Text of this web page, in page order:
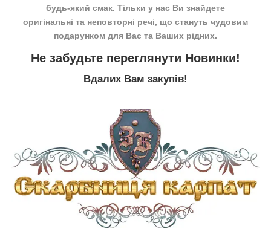
будь-який смак. Тільки у нас Ви знайдете
оригінальні та неповторні речі, що стануть чудовим
подарунком для Вас та Ваших рідних.
Не забудьте переглянути Новинки!
Вдалих Вам закупів!